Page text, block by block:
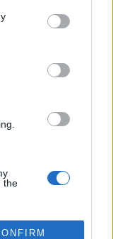
the
ničem primitivnější
Jejich
let, a
těchto
výzkumů katedry
že
nových
Jakmile však
a výsledkem,
kuriózní